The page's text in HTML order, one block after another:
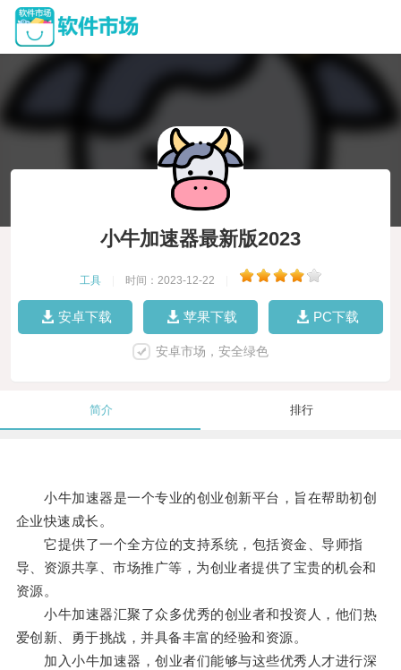
小牛加速器最新版2023
工具 时间：2023-12-22
安卓下载 苹果下载 PC下载
安卓市场，安全绿色
简介 排行
小牛加速器是一个专业的创业创新平台，旨在帮助初创
企业快速成长。
它提供了一个全方位的支持系统，包括资金、导师指
导、资源共享、市场推广等，为创业者提供了宝贵的机会和
资源。
小牛加速器汇聚了众多优秀的创业者和投资人，他们热
爱创新、勇于挑战，并具备丰富的经验和资源。
加入小牛加速器，创业者们能够与这些优秀人才进行深